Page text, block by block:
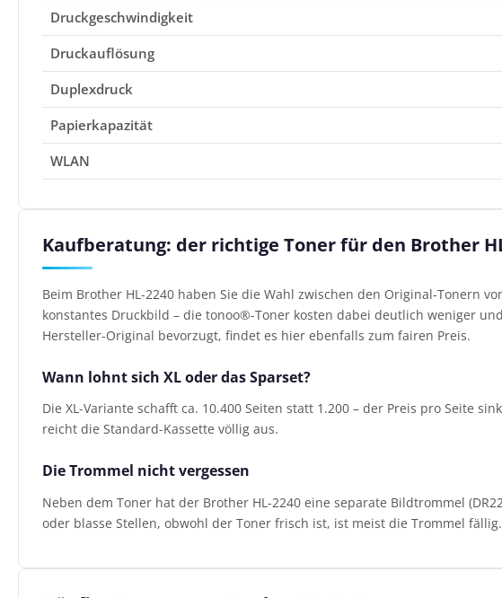
Druckgeschwindigkeit
Druckauflösung
Duplexdruck
Papierkapazität
WLAN
Kaufberatung: der richtige Toner für den Brother
Beim Brother HL-2240 haben Sie die Wahl zwischen den Original-Tonern
konstantes Druckbild – die tonoo®-Toner kosten dabei deutlich weniger
Hersteller-Original bevorzugt, findet es hier ebenfalls zum fairen Preis.
Wann lohnt sich XL oder das Sparset?
Die XL-Variante schafft ca. 10.400 Seiten statt 1.200 – der Preis pro Seite
reicht die Standard-Kassette völlig aus.
Die Trommel nicht vergessen
Neben dem Toner hat der Brother HL-2240 eine separate Bildtrommel
oder blasse Stellen, obwohl der Toner frisch ist, ist meist die Trommel